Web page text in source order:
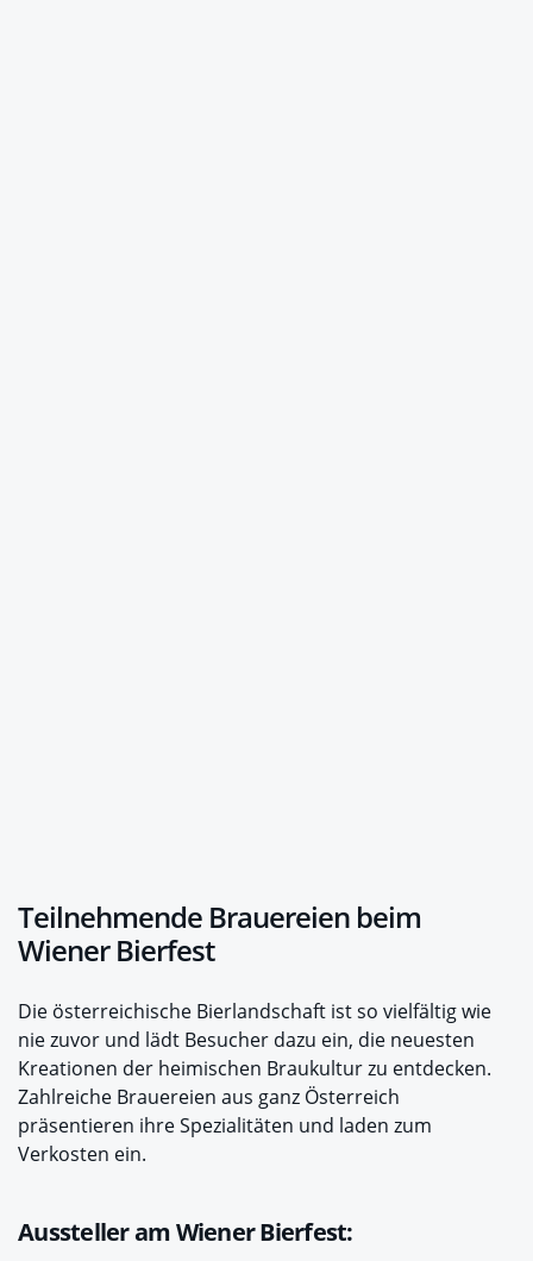
Teilnehmende Brauereien beim
Wiener Bierfest
Die österreichische Bierlandschaft ist so vielfältig wie
nie zuvor und lädt Besucher dazu ein, die neuesten
Kreationen der heimischen Braukultur zu entdecken.
Zahlreiche Brauereien aus ganz Österreich
präsentieren ihre Spezialitäten und laden zum
Verkosten ein.
Aussteller am Wiener Bierfest: